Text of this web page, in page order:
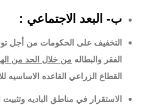
ب- البعد الاجتماعي :
التخفيف على الحكومات من أجل
الفقر والبطاله من خلال الحد من
القطاع الزراعي القاعده الاساسيه
الاستقرار في مناطق الباديه